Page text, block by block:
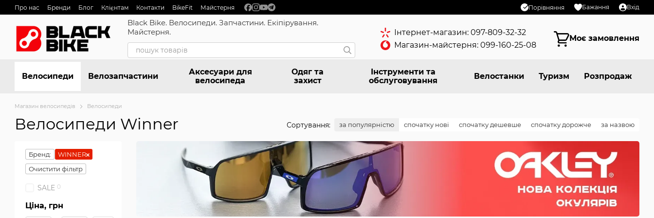
Перейти до основного контенту
Про нас Бренди Блог Клієнтам Контакти BikeFit Майстерня Порівняння Бажання Вхід
Black Bike. Велосипеди. Запчастини. Екіпірування.
Майстерня.
Інтернет-магазин: 097-809-32-32
Магазин-майстерня: 099-160-25-08
Моє замовлення
Велосипеди Велозапчастини
Аксесуари для
велосипеда
Одяг та
захист
Інструменти та
обслуговування
Велостанки Туризм Розпродаж
Магазин велосипедів Велосипеди
Велосипеди Winner Сортування: за популярністю спочатку нові спочатку дешевше спочатку дорожче за назвою
Бренд:
WINNER
Очистити фільтр
SALE 0
Ціна, грн